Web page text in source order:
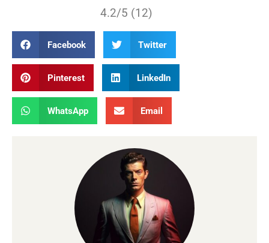
4.2/5 (12)
Facebook Twitter
Pinterest LinkedIn
WhatsApp Email